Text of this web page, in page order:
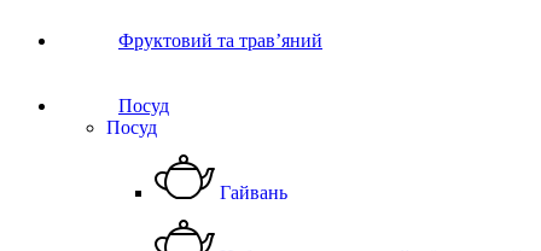
Фруктовий та трав’яний
Посуд
Посуд
Гайвань